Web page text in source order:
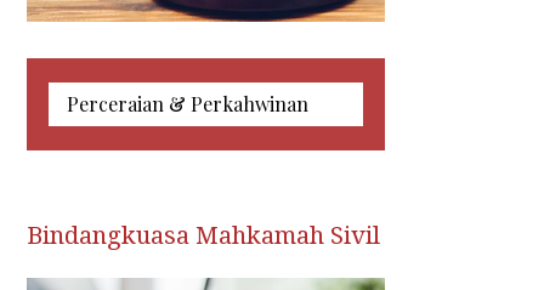
Makahmah Syariah
Wasiat, Faraid & Harta Pusaka
Perceraian & Perkahwinan
Bindangkuasa Mahkamah Sivil